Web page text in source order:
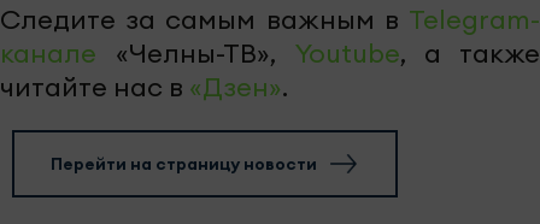
Следите за самым важным в Telegram-
канале «Челны-ТВ», Youtube, а также
читайте нас в «Дзен».
Перейти на страницу новости